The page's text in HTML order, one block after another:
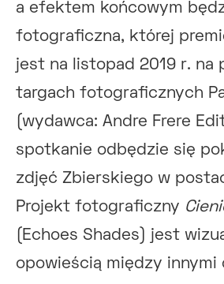
a efektem końcowym
fotograficzna, której
jest na listopad 2019 r. na
targach fotograficznych
(wydawca: Andre Frere
spotkanie odbędzie się
zdjęć Zbierskiego w
Projekt fotograficzny
(Echoes Shades) jest
opowieścią między innymi